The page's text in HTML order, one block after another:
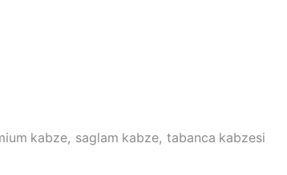
kabze, saglam kabze, tabanca kabzesi